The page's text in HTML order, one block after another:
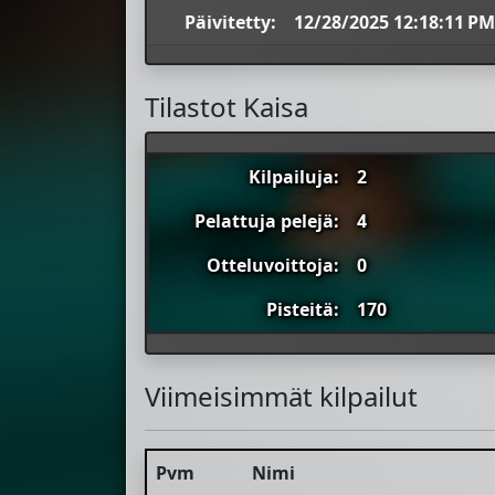
Päivitetty: 12/28/2025 12:18:11 PM
Tilastot Kaisa
Kilpailuja:
2
Pelattuja pelejä:
4
Otteluvoittoja:
0
Pisteitä:
170
Viimeisimmät kilpailut
Pvm Nimi